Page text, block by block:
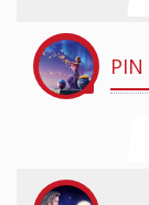
PIN